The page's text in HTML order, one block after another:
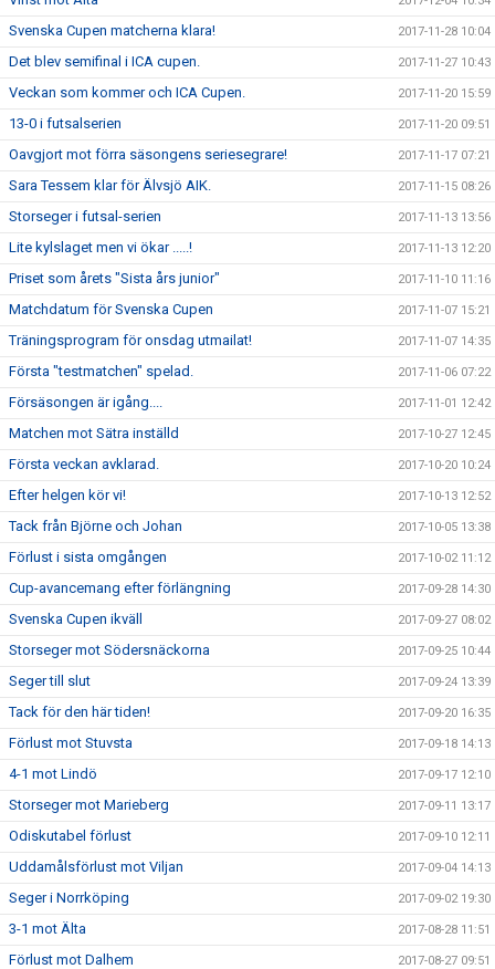
Svenska Cupen matcherna klara! 2017-11-28 10:04
Det blev semifinal i ICA cupen. 2017-11-27 10:43
Veckan som kommer och ICA Cupen. 2017-11-20 15:59
13-0 i futsalserien 2017-11-20 09:51
Oavgjort mot förra säsongens seriesegrare! 2017-11-17 07:21
Sara Tessem klar för Älvsjö AIK. 2017-11-15 08:26
Storseger i futsal-serien 2017-11-13 13:56
Lite kylslaget men vi ökar .....! 2017-11-13 12:20
Priset som årets "Sista års junior" 2017-11-10 11:16
Matchdatum för Svenska Cupen 2017-11-07 15:21
Träningsprogram för onsdag utmailat! 2017-11-07 14:35
Första "testmatchen" spelad. 2017-11-06 07:22
Försäsongen är igång.... 2017-11-01 12:42
Matchen mot Sätra inställd 2017-10-27 12:45
Första veckan avklarad. 2017-10-20 10:24
Efter helgen kör vi! 2017-10-13 12:52
Tack från Björne och Johan 2017-10-05 13:38
Förlust i sista omgången 2017-10-02 11:12
Cup-avancemang efter förlängning 2017-09-28 14:30
Svenska Cupen ikväll 2017-09-27 08:02
Storseger mot Södersnäckorna 2017-09-25 10:44
Seger till slut 2017-09-24 13:39
Tack för den här tiden! 2017-09-20 16:35
Förlust mot Stuvsta 2017-09-18 14:13
4-1 mot Lindö 2017-09-17 12:10
Storseger mot Marieberg 2017-09-11 13:17
Odiskutabel förlust 2017-09-10 12:11
Uddamålsförlust mot Viljan 2017-09-04 14:13
Seger i Norrköping 2017-09-02 19:30
3-1 mot Älta 2017-08-28 11:51
Förlust mot Dalhem 2017-08-27 09:51